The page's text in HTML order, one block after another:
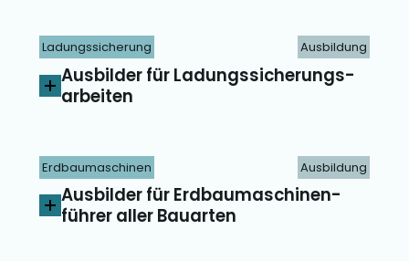
Ladungssicherung Ausbildung
Ausbilder für Ladungs­sicherungs­
arbeiten
Erdbaumaschinen Ausbildung
Ausbilder für Erdbau­maschinen­
führer aller Bauarten